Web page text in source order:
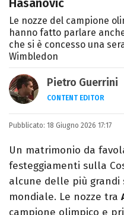
Hasanovic
Le nozze del campione
hanno fatto parlare
che si è concesso una
Wimbledon
Pietro Guerrini
CONTENT EDITOR
Laurea in
passione per i
Pixar).
Pubblicato: 18 Giugno 2026 17:17
Un matrimonio da
festeggiamenti sulla
alcune delle più
mondiale. Le nozze tra